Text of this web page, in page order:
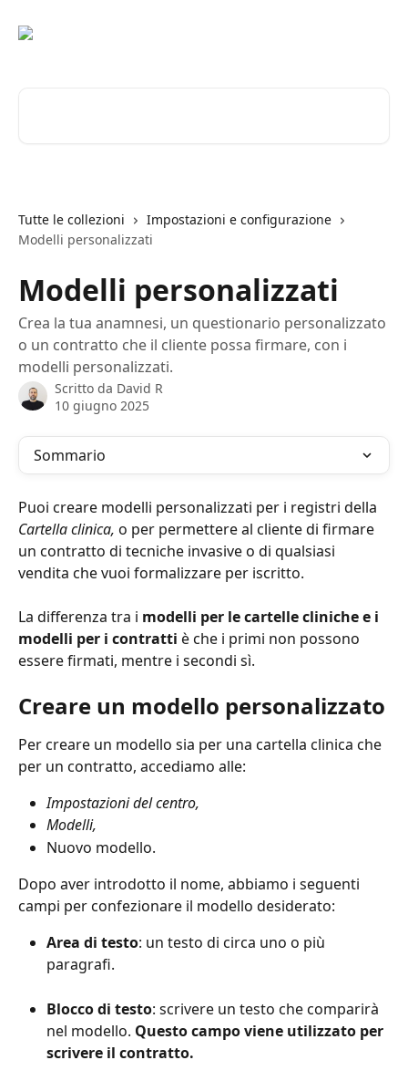
Tutte le collezioni
Impostazioni e configurazione
Modelli personalizzati
Modelli personalizzati
Crea la tua anamnesi, un questionario personalizzato
o un contratto che il cliente possa firmare, con i
modelli personalizzati.
Scritto da David R
10 giugno 2025
Sommario
Puoi creare modelli personalizzati per i registri della
Cartella clinica, o per permettere al cliente di firmare
un contratto di tecniche invasive o di qualsiasi
vendita che vuoi formalizzare per iscritto.
La differenza tra i modelli per le cartelle cliniche e i
modelli per i contratti è che i primi non possono
essere firmati, mentre i secondi sì.
Creare un modello personalizzato
Per creare un modello sia per una cartella clinica che
per un contratto, accediamo alle:
Impostazioni del centro,
Modelli,
Nuovo modello.
Dopo aver introdotto il nome, abbiamo i seguenti
campi per confezionare il modello desiderato:
Area di testo: un testo di circa uno o più
paragrafi.
Blocco di testo: scrivere un testo che comparirà
nel modello. Questo campo viene utilizzato per
scrivere il contratto.